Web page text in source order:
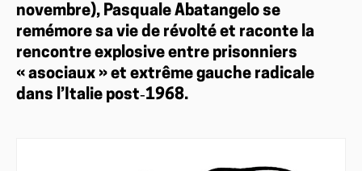
novembre), Pasquale Abatangelo se
remémore sa vie de révolté et raconte la
rencontre explosive entre prisonniers
« asociaux » et extrême gauche radicale
dans l’Italie post‑1968.